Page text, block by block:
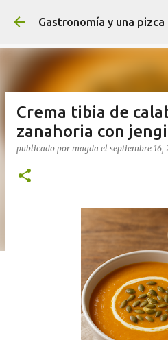
Ir al
Gastronomía y una pizca
Crema tibia de
zanahoria con
publicado por magda el septiembre 16,